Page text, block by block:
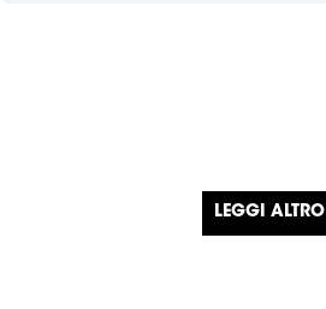
LEGGI ALTRO